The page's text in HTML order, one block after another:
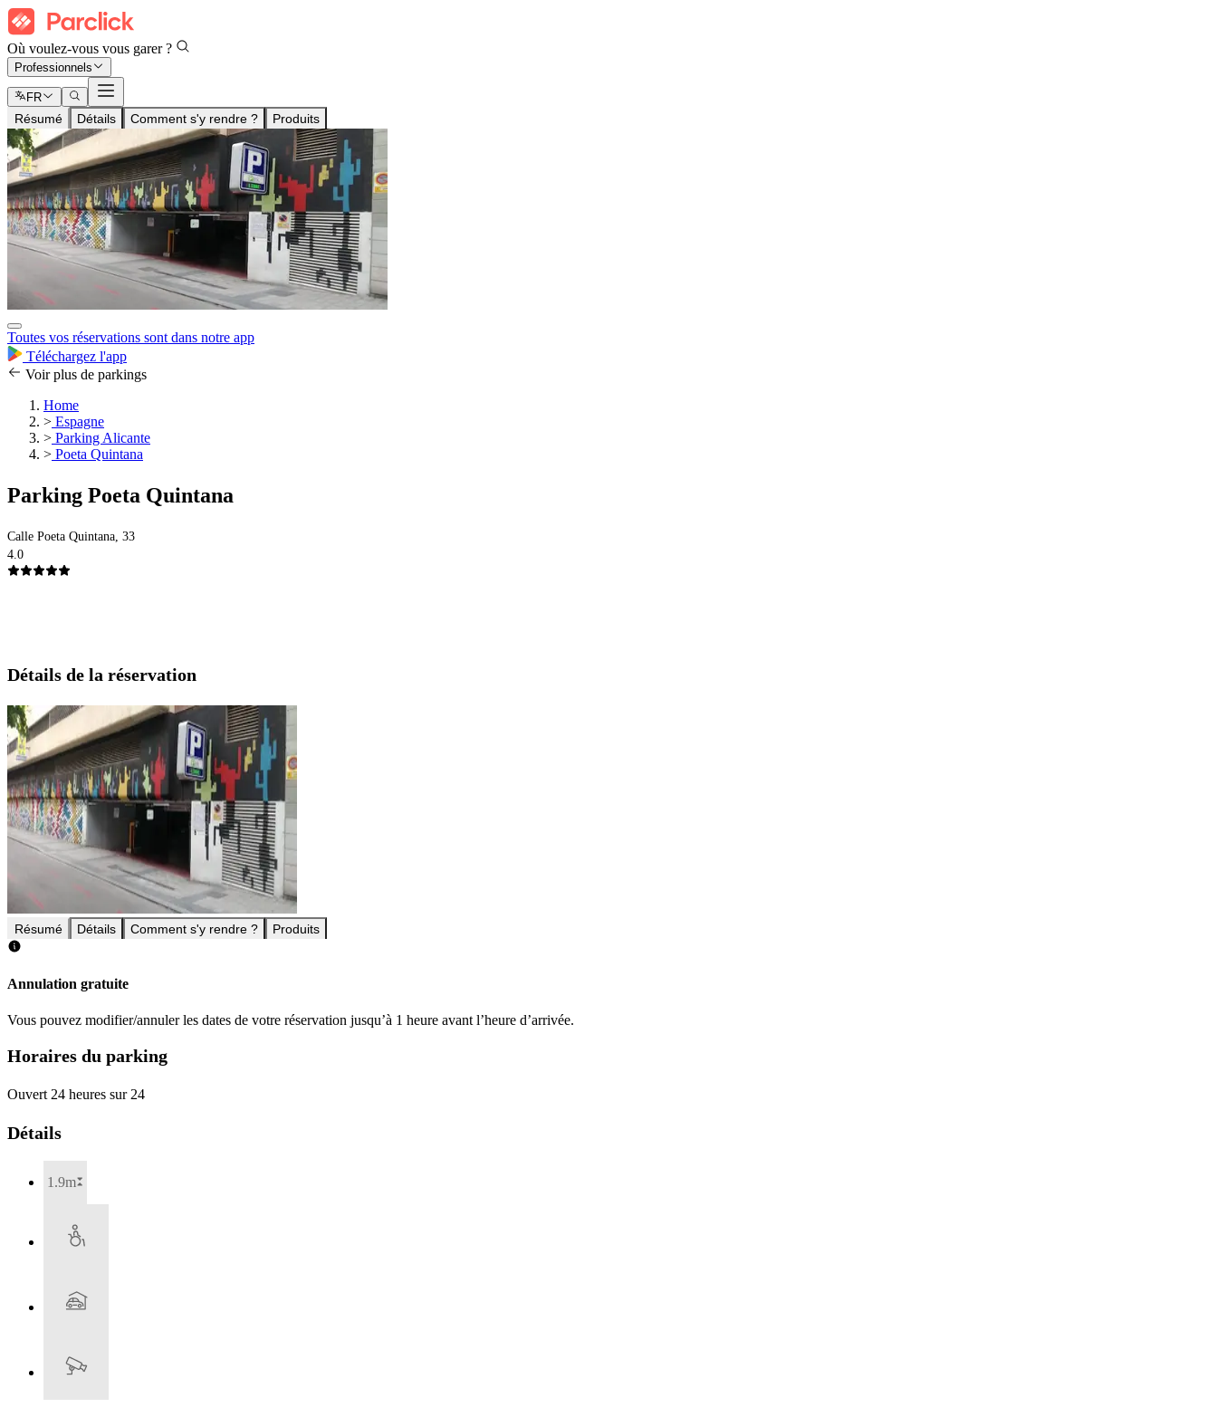
Où voulez-vous vous garer ?
Professionnels
FR
Résumé Détails Comment s'y rendre ? Produits
Toutes vos réservations sont dans notre app
Téléchargez l'app
Voir plus de parkings
Home
> Espagne
> Parking Alicante
> Poeta Quintana
Parking Poeta Quintana
Calle Poeta Quintana, 33
4.0
Détails de la réservation
Résumé Détails Comment s'y rendre ? Produits
Annulation gratuite
Vous pouvez modifier/annuler les dates de votre réservation jusqu’à 1 heure avant l’heure d’arrivée.
Horaires du parking
Ouvert 24 heures sur 24
Détails
1.9m